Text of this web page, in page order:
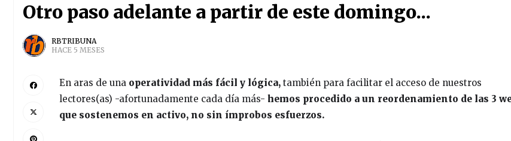
Otro paso adelante a partir de este domingo...
RBTRIBUNA
HACE 5 MESES
En aras de una operatividad más fácil y lógica, también para facilitar el acceso de nuestros
lectores(as) -afortunadamente cada día más- hemos procedido a un reordenamiento de las 3
que sostenemos en activo, no sin ímprobos esfuerzos.